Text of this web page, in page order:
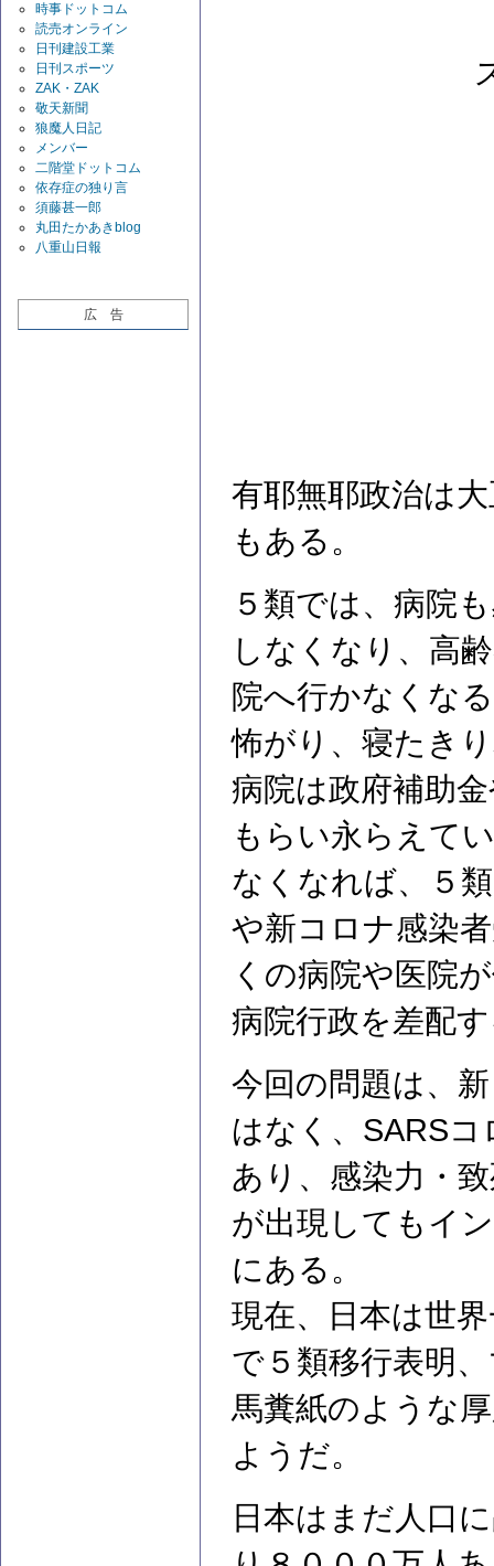
時事ドットコム
読売オンライン
日刊建設工業
日刊スポーツ
ZAK・ZAK
敬天新聞
狼魔人日記
メンバー
二階堂ドットコム
依存症の独り言
須藤甚一郎
丸田たかあきblog
八重山日報
広 告
有耶無耶政治は
もある。
５類では、病院
しなくなり、高
院へ行かなくな
怖がり、寝たき
病院は政府補助
もらい永らえて
なくなれば、５
や新コロナ感染
くの病院や医院
病院行政を差配
今回の問題は、
はなく、SARS
あり、感染力・
が出現してもイ
にある。
現在、日本は世
で５類移行表明
馬糞紙のような
ようだ。
日本はまだ人口